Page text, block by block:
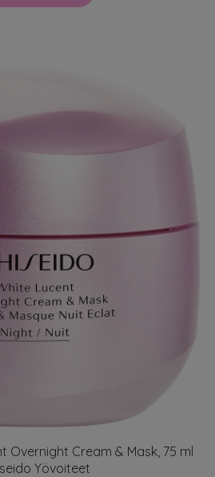
Overnight Cream & Mask, 75 ml
Yövoiteet